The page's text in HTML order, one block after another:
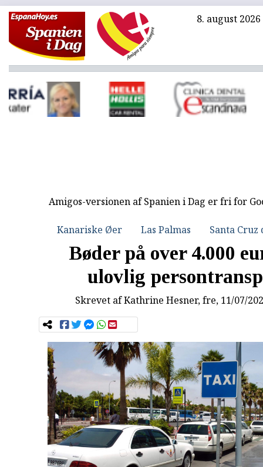
8. august 2026
Amigos-versionen af Spanien i Dag er fri for
Kanariske Øer Las Palmas Santa Cruz
Bøder på over 4.000
ulovlig
Skrevet afKathrine Hesner, fre, 11/07/